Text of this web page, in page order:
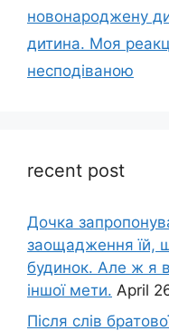
новонароджену
дитина. Моя
несподіваною
recent post
Дочка
заощадження їй,
будинок. Але ж я
іншої мети. April
Після слів